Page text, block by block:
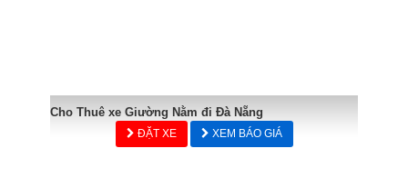
Cho Thuê xe Giường Nằm đi Đà Nẵng
ĐẶT XE XEM BÁO GIÁ